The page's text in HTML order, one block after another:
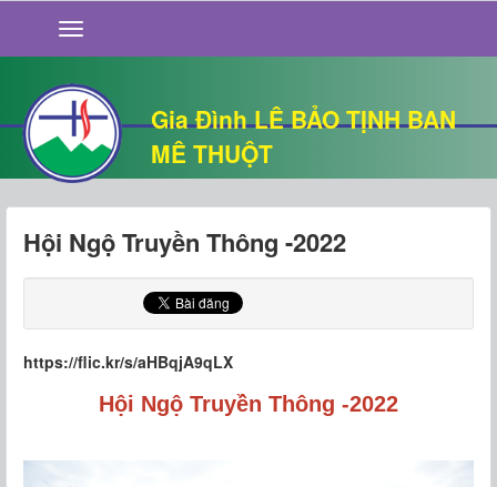
Gia Đình LÊ BẢO TỊNH BAN
MÊ THUỘT
GIỚI THIỆU
TIN TỨC
SỐNG ĐẠO
CHUYỆN NHÀ
QUÁN VĂN
THƯ GIÃN
Hội Ngộ Truyền Thông -2022
https://flic.kr/s/aHBqjA9qLX
Hội Ngộ Truyền Thông -2022